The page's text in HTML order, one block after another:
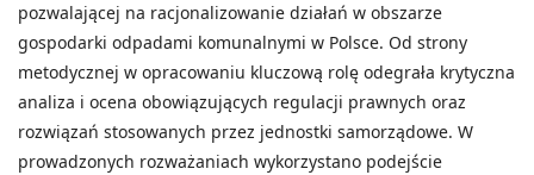
pozwalającej na racjonalizowanie działań w obszarze
gospodarki odpadami komunalnymi w Polsce. Od strony
metodycznej w opracowaniu kluczową rolę odegrała krytyczna
analiza i ocena obowiązujących regulacji prawnych oraz
rozwiązań stosowanych przez jednostki samorządowe. W
prowadzonych rozważaniach wykorzystano podejście